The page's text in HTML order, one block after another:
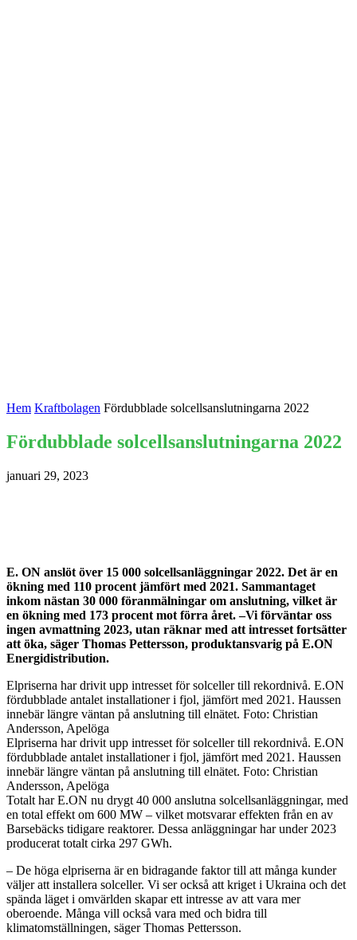
Hem Kraftbolagen Fördubblade solcellsanslutningarna 2022
Fördubblade solcellsanslutningarna 2022
januari 29, 2023
E. ON anslöt över 15 000 solcellsanläggningar 2022. Det är en
ökning med 110 procent jämfört med 2021. Sammantaget
inkom nästan 30 000 föranmälningar om anslutning, vilket är
en ökning med 173 procent mot förra året. –Vi förväntar oss
ingen avmattning 2023, utan räknar med att intresset fortsätter
att öka, säger Thomas Pettersson, produktansvarig på E.ON
Energidistribution.
Elpriserna har drivit upp intresset för solceller till rekordnivå. E.ON
fördubblade antalet installationer i fjol, jämfört med 2021. Haussen
innebär längre väntan på anslutning till elnätet. Foto: Christian
Andersson, Apelöga
Elpriserna har drivit upp intresset för solceller till rekordnivå. E.ON
fördubblade antalet installationer i fjol, jämfört med 2021. Haussen
innebär längre väntan på anslutning till elnätet. Foto: Christian
Andersson, Apelöga
Totalt har E.ON nu drygt 40 000 anslutna solcellsanläggningar, med
en total effekt om 600 MW – vilket motsvarar effekten från en av
Barsebäcks tidigare reaktorer. Dessa anläggningar har under 2023
producerat totalt cirka 297 GWh.
– De höga elpriserna är en bidragande faktor till att många kunder
väljer att installera solceller. Vi ser också att kriget i Ukraina och det
spända läget i omvärlden skapar ett intresse av att vara mer
oberoende. Många vill också vara med och bidra till
klimatomställningen, säger Thomas Pettersson.